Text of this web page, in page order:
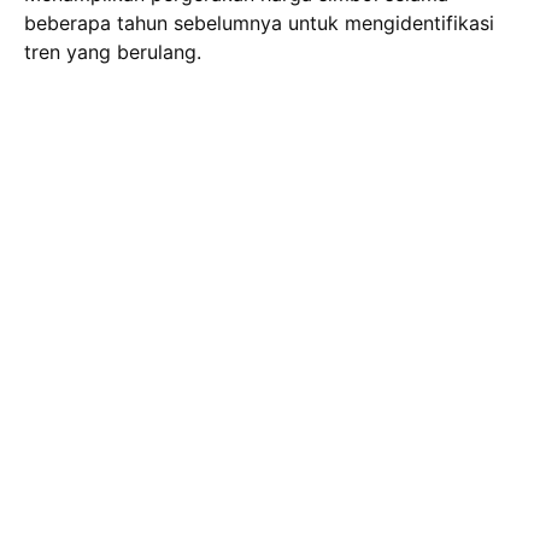
beberapa tahun sebelumnya untuk mengidentifikasi
tren yang berulang.